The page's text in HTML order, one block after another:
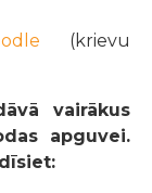
(krievu
vairākus
apguvei.